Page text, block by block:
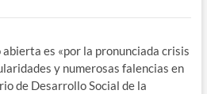
abierta es «por la pronunciada crisis
y numerosas falencias en
de Desarrollo Social de la